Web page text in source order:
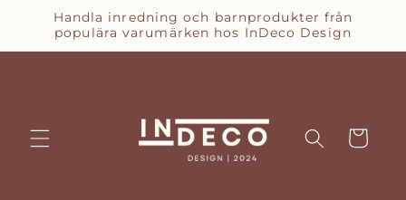
vidareHandla inredning och barnprodukter från
populära varumärken hos InDeco Design
Varukorg